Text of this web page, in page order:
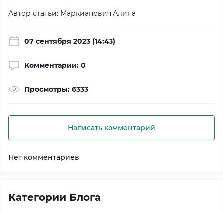
Автор статьи: Маркианович Алина
07 сентября 2023 (14:43)
Комментарии: 0
Просмотры: 6333
Написать комментарий
Нет комментариев
Категории Блога